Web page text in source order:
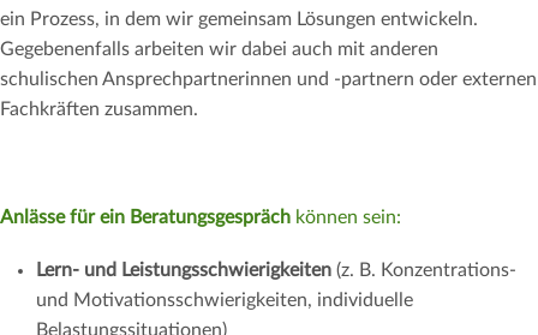
ein Prozess, in dem wir gemeinsam Lösungen entwickeln.
Gegebenenfalls arbeiten wir dabei auch mit anderen
schulischen Ansprechpartnerinnen und -partnern oder externen
Fachkräften zusammen.
Anlässe für ein Beratungsgespräch können sein:
Lern- und Leistungsschwierigkeiten (z. B. Konzentrations-
und Motivationsschwierigkeiten, individuelle
Belastungssituationen)